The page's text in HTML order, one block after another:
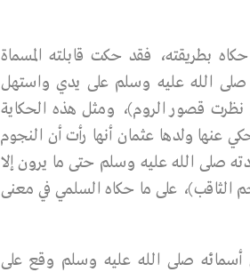
بطريقته، فقد حكت قابلته المسماة
الله عليه وسلم على يدي واستهل
نظرت قصور الروم)، ومثل هذه الحكاية
عنها ولدها عثمان أنها رأت أن النجوم
صلى الله عليه وسلم حتى ما يرون إلا
الثاقب)، على ما حكاه السلمي في معنى
صلى الله عليه وسلم وقع على